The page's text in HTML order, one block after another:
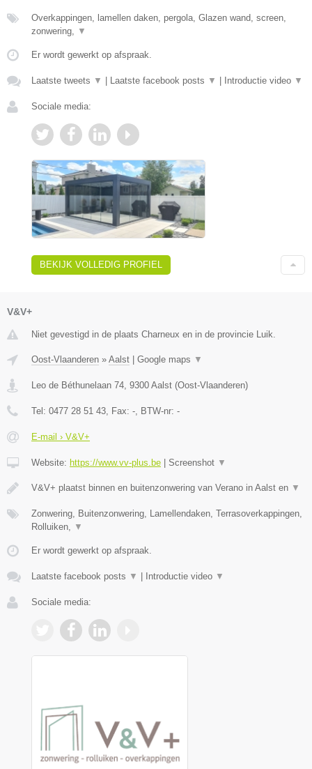
Overkappingen, lamellen daken, pergola, Glazen wand, screen,
zonwering, ▼
Er wordt gewerkt op afspraak.
Laatste tweets ▼ Laatste facebook posts ▼ Introductie video ▼
Sociale media:
BEKIJK VOLLEDIG PROFIEL
V&V+
Niet gevestigd in de plaats Charneux en in de provincie Luik.
Oost-Vlaanderen » Aalst Google maps ▼
Leo de Béthunelaan 74, 9300 Aalst (Oost-Vlaanderen)
Tel: 0477 28 51 43, Fax: -, BTW-nr: -
E-mail › V&V+
Website: https://www.vv-plus.be Screenshot ▼
V&V+ plaatst binnen en buitenzonwering van Verano in Aalst en ▼
Zonwering, Buitenzonwering, Lamellendaken, Terrasoverkappingen,
Rolluiken, ▼
Er wordt gewerkt op afspraak.
Laatste facebook posts ▼ Introductie video ▼
Sociale media: